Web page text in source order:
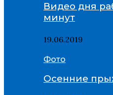
Видео дня
минут
19.06.2019
Фото
Осенние